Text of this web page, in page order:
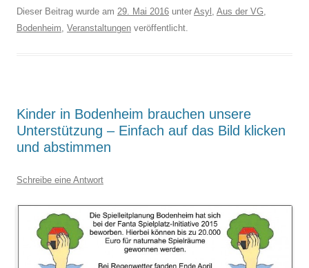
Dieser Beitrag wurde am 29. Mai 2016 unter Asyl , Aus der VG,
Bodenheim, Veranstaltungen veröffentlicht.
Kinder in Bodenheim brauchen unsere
Unterstützung – Einfach auf das Bild klicken
und abstimmen
Schreibe eine Antwort